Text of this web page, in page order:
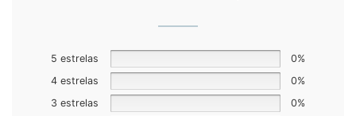
5 estrelas
0%
4 estrelas
0%
3 estrelas
0%